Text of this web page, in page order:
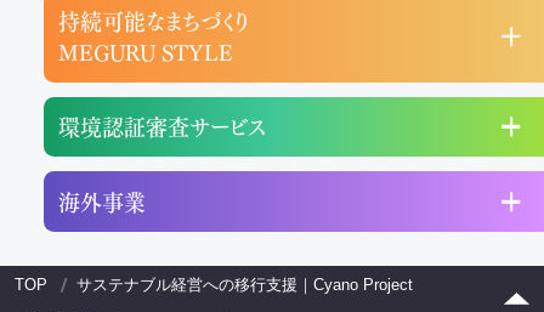
持続可能なまちづくり
MEGURU STYLE
環境認証審査サービス
海外事業
TOP サステナブル経営への移行支援｜Cyano Project